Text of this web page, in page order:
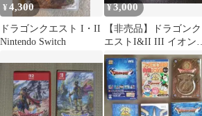
¥4,300
ドラゴンクエスト I・II
Nintendo Switch
¥3,000
【非売品】ドラゴンク
エストI&II III イオン限
定購入特典セット